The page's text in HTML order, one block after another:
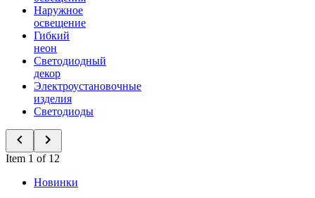
Наружное
освещение
Гибкий
неон
Светодиодный
декор
Электроустановочные
изделия
Светодиоды
Item 1 of 12
Новинки